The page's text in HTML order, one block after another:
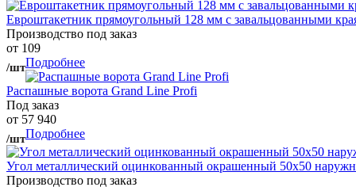
Евроштакетник прямоугольный 128 мм с завальцованными
Производство под заказ
от 109
/штПодробнее
Распашные ворота Grand Line Profi
Под заказ
от 57 940
/штПодробнее
Угол металлический оцинкованный окрашенный 50х50
Производство под заказ